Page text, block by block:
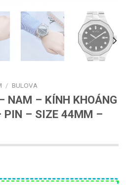
/ BULOVA
NAM – KÍNH KHOÁNG
PIN – SIZE 44MM –